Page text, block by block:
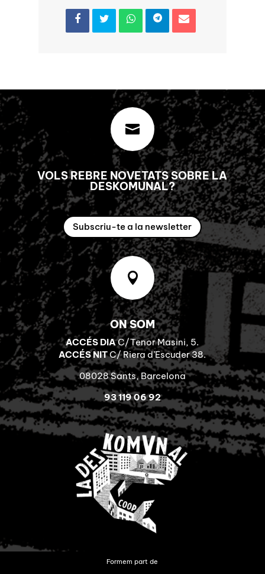

VOLS REBRE NOVETATS SOBRE LA
DESKOMUNAL?
Subscriu-te a la newsletter

ON SOM
ACCÉS DIAC/Tenor Masini, 5.
ACCÉS NITC/ Riera d’Escuder 38.
08028 Sants, Barcelona
93 119 06 92
Formem part de